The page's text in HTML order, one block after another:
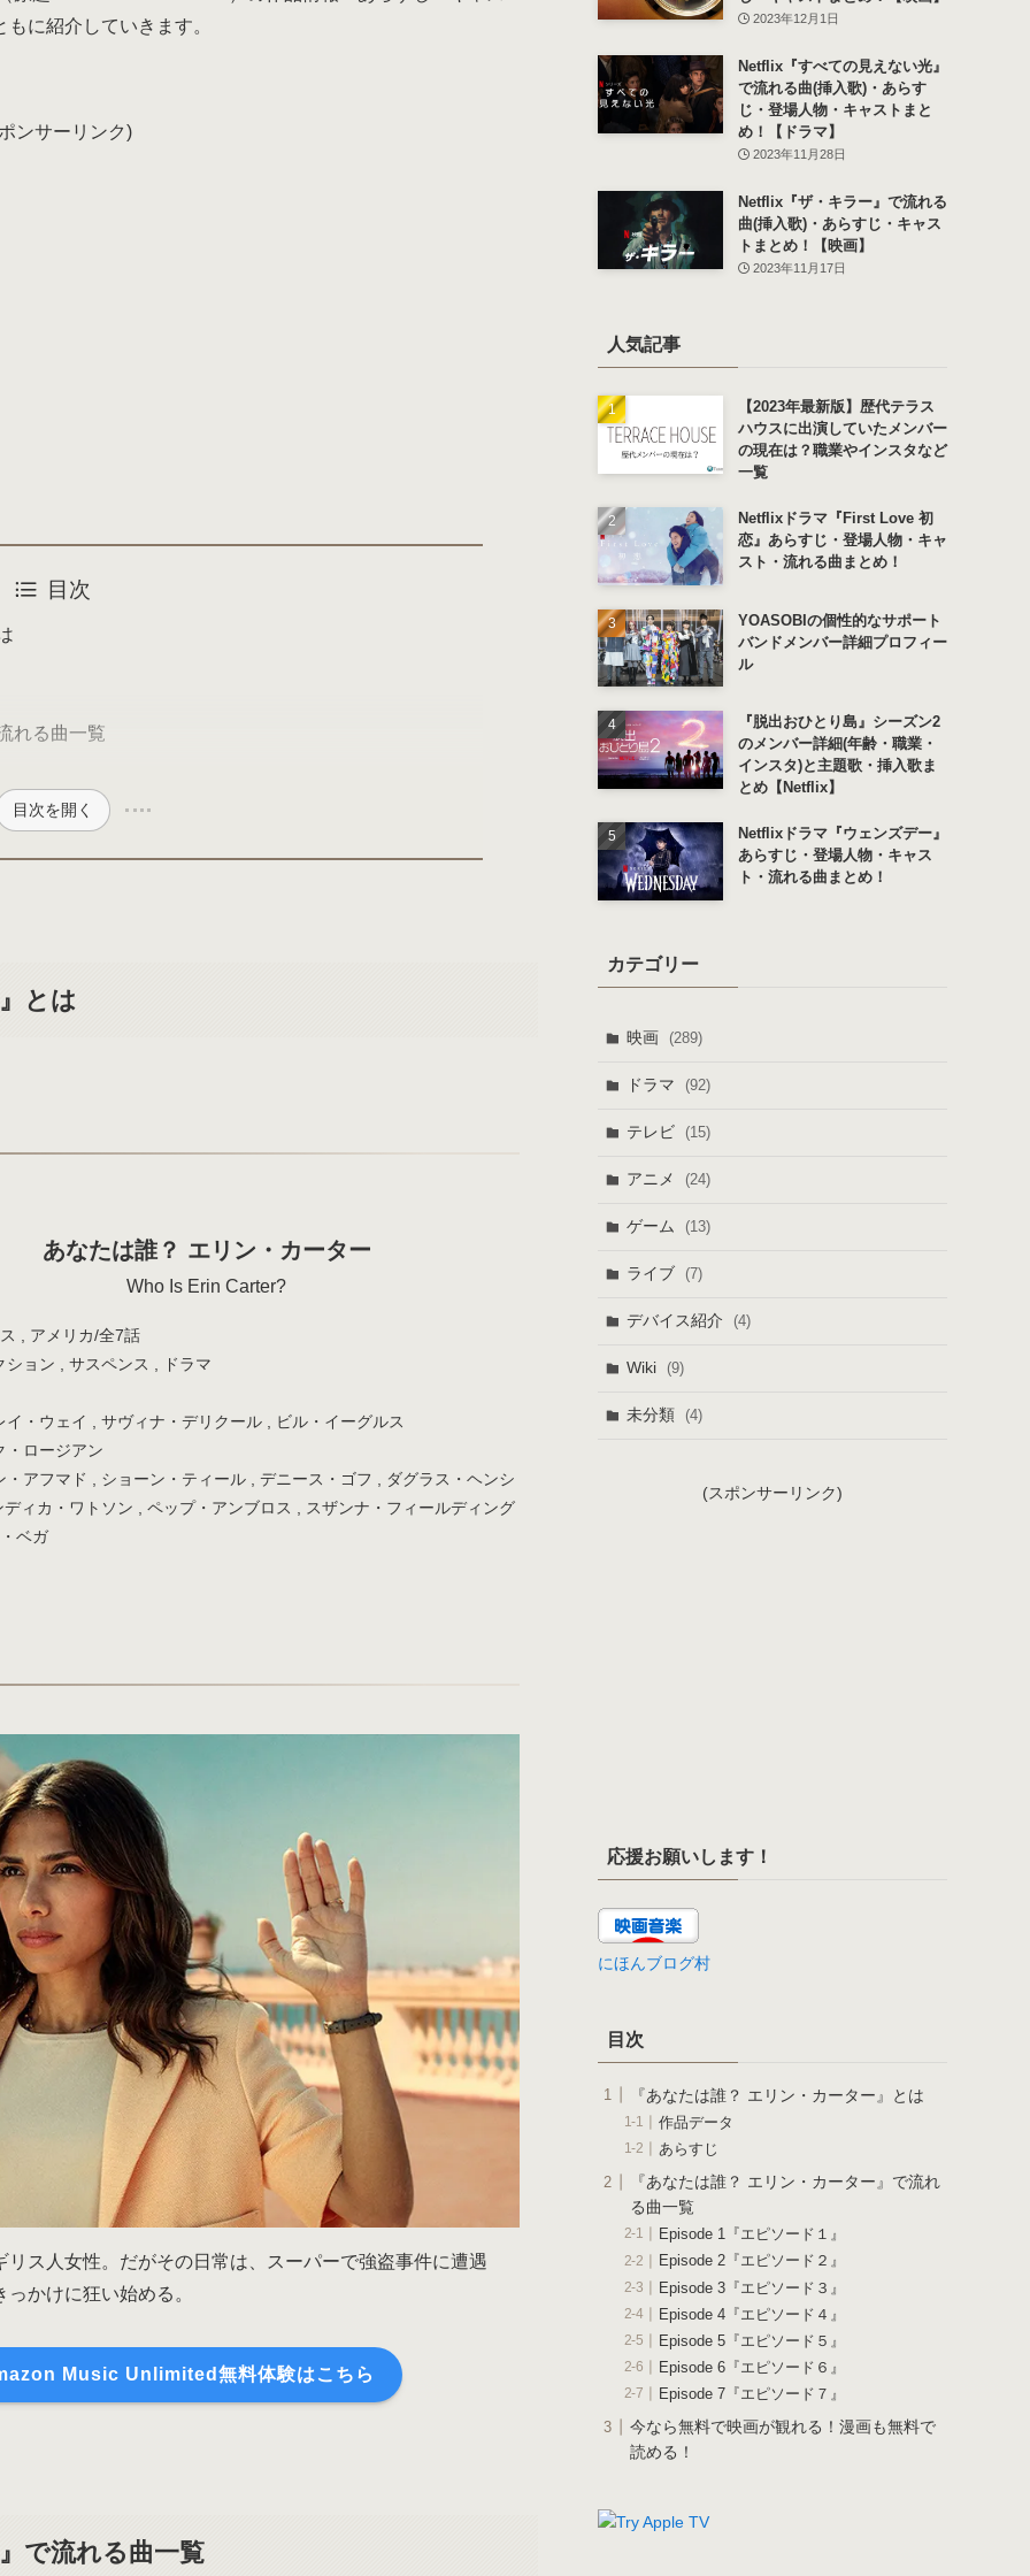
に紹介していきます。
ンサーリンク)
目次
れる曲一覧
目次を開く
とは
あなたは誰？ エリン・カーター
Who Is Erin Carter?
, アメリカ/全7話
ション , サスペンス , ドラマ
イ・ウェイ , サヴィナ・デリクール , ビル・イーグルス
・ロージアン
・アフマド , ショーン・ティール , デニース・ゴフ , ダグラス・ヘンシ
ィカ・ワトソン , ペップ・アンブロス , スザンナ・フィールディング
ベガ
ス人女性。だがその日常は、スーパーで強盗事件に遭遇
かけに狂い始める。
Music Unlimited無料体験はこちら
で流れる曲一覧
2023年12月1日
Netflix『すべての見えない光』
で流れる曲(挿入歌)・あらす
じ・登場人物・キャストまと
め！【ドラマ】
2023年11月28日
Netflix『ザ・キラー』で流れる
曲(挿入歌)・あらすじ・キャス
トまとめ！【映画】
2023年11月17日
人気記事
【2023年最新版】歴代テラス
ハウスに出演していたメンバー
の現在は？職業やインスタなど
一覧
Netflixドラマ『First Love 初
恋』あらすじ・登場人物・キャ
スト・流れる曲まとめ！
YOASOBIの個性的なサポート
バンドメンバー詳細プロフィー
ル
『脱出おひとり島』シーズン2
のメンバー詳細(年齢・職業・
インスタ)と主題歌・挿入歌ま
とめ【Netflix】
Netflixドラマ『ウェンズデー』
あらすじ・登場人物・キャス
ト・流れる曲まとめ！
カテゴリー
映画 (289)
ドラマ (92)
テレビ (15)
アニメ (24)
ゲーム (13)
ライブ (7)
デバイス紹介 (4)
Wiki (9)
未分類 (4)
(スポンサーリンク)
応援お願いします！
にほんブログ村
目次
『あなたは誰？ エリン・カーター』とは
作品データ
あらすじ
『あなたは誰？ エリン・カーター』で流れ
る曲一覧
Episode 1『エピソード１』
Episode 2『エピソード２』
Episode 3『エピソード３』
Episode 4『エピソード４』
Episode 5『エピソード５』
Episode 6『エピソード６』
Episode 7『エピソード７』
今なら無料で映画が観れる！漫画も無料で
読める！